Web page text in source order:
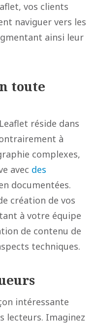
vos clients
naviguer vers les
ainsi leur
toute
réside dans
à
complexes,
avec des
documentées.
création de vos
à votre équipe
de contenu de
techniques.
intéressante
lecteurs. Imaginez